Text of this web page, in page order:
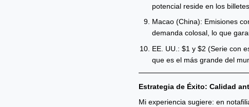
potencial reside en los
Macao (China): Emisiones
demanda colosal, lo que
EE. UU.: $1 y $2 (Serie con
que es el más grande del
Estrategia de Éxito: Calidad
Mi experiencia sugiere: en